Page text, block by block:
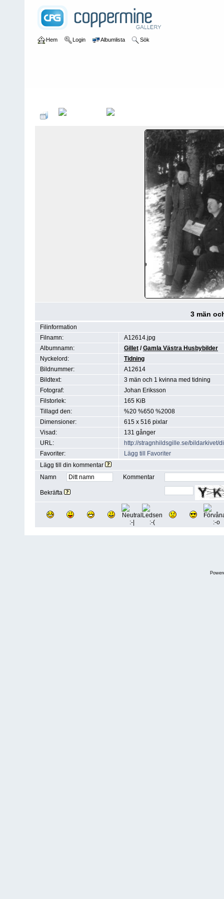
Hem Login Albumlista Sök
3 män
Filinformation
Filnamn:
A12614.jpg
Albumnamn:
Gillet /Gamla Västra Husbybilder
Nyckelord:
Tidning
Bildnummer:
A12614
Bildtext:
3 män och 1 kvinna med tidning
Fotograf:
Johan Eriksson
Filstorlek:
165 KiB
Tillagd den:
%20 %650 %2008
Dimensioner:
615 x 516 pixlar
Visad:
131 gånger
URL:
http://stragnhildsgille.se/bildarkivet/
Favoriter:
Lägg till Favoriter
Lägg till din kommentar
Namn
Kommentar
Bekräfta